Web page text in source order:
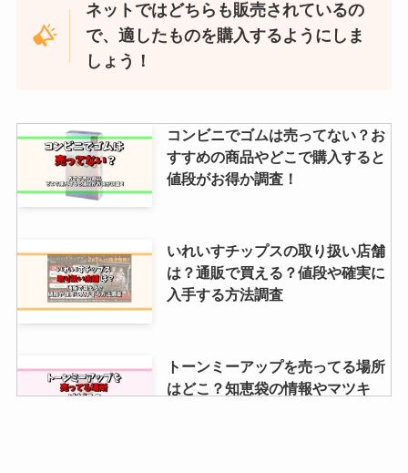
ネットではどちらも販売されているの
で、適したものを購入するようにしま
しょう！
コンビニでゴムは売ってない？お
すすめの商品やどこで購入すると
値段がお得か調査！
いれいすチップスの取り扱い店舗
は？通販で買える？値段や確実に
入手する方法調査
トーンミーアップを売ってる場所
はどこ？知恵袋の情報やマツキ